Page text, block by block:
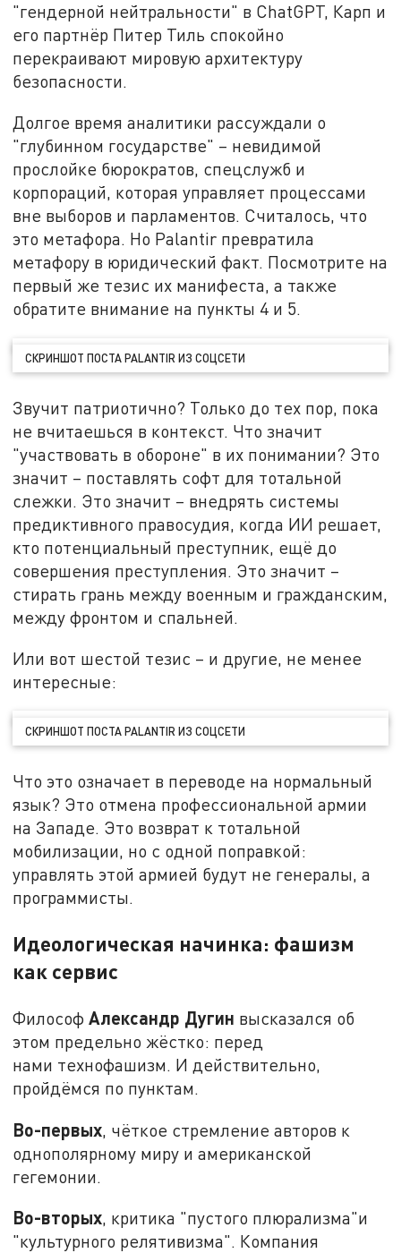
"гендерной нейтральности" в ChatGPT, Карп и
его партнёр Питер Тиль спокойно
перекраивают мировую архитектуру
безопасности.
Долгое время аналитики рассуждали о
"глубинном государстве" – невидимой
прослойке бюрократов, спецслужб и
корпораций, которая управляет процессами
вне выборов и парламентов. Считалось, что
это метафора. Но Palantir превратила
метафору в юридический факт. Посмотрите на
первый же тезис их манифеста, а также
обратите внимание на пункты 4 и 5.
СКРИНШОТ ПОСТА PALANTIR ИЗ СОЦСЕТИ
Звучит патриотично? Только до тех пор, пока
не вчитаешься в контекст. Что значит
"участвовать в обороне" в их понимании? Это
значит – поставлять софт для тотальной
слежки. Это значит – внедрять системы
предиктивного правосудия, когда ИИ решает,
кто потенциальный преступник, ещё до
совершения преступления. Это значит –
стирать грань между военным и гражданским,
между фронтом и спальней.
Или вот шестой тезис – и другие, не менее
интересные:
СКРИНШОТ ПОСТА PALANTIR ИЗ СОЦСЕТИ
Что это означает в переводе на нормальный
язык? Это отмена профессиональной армии
на Западе. Это возврат к тотальной
мобилизации, но с одной поправкой:
управлять этой армией будут не генералы, а
программисты.
Идеологическая начинка: фашизм
как сервис
ФилософАлександр Дугин высказался об
этом предельно жёстко: перед
нами технофашизм. И действительно,
пройдёмся по пунктам.
Во-первых, чёткое стремление авторов к
однополярному миру и американской
гегемонии.
Во-вторых, критика "пустого плюрализма"и
"культурного релятивизма". Компания